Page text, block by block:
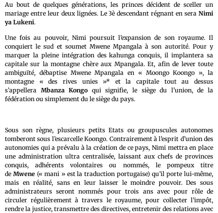
Au bout de quelques générations, les princes décident de sceller un
mariage entre leur deux lignées. Le 3è descendant régnant en sera Nimi
ya Lukeni.
Une fois au pouvoir, Nimi poursuit l’expansion de son royaume. Il
conquiert le sud et soumet Mwene Mpangala à son autorité. Pour y
marquer la pleine intégration des kahunga conquis, il implantera sa
capitale sur la montagne chère aux Mpangala. Et, afin de lever toute
ambiguïté, débaptise Mwene Mpangala en « Moongo Koongo », la
montagne « des rives unies »* et la capitale tout au dessus
s’appellera Mbanza Kongo qui signifie, le siège du l’union, de la
fédération ou simplement du le siège du pays.
Sous son règne, plusieurs petits Etats ou groupuscules autonomes
tomberont sous l’escarcelle Koongo. Contrairement à l’esprit d’union des
autonomies qui a prévalu à la création de ce pays, Nimi mettra en place
une administration ultra centralisée, laissant aux chefs de provinces
conquis, adhérents volontaires ou nommés, le pompeux titre
de Mwene(« mani » est la traduction portugaise) qu’il porte lui-même,
mais en réalité, sans en leur laisser le moindre pouvoir. Des sous
administrateurs seront nommés pour trois ans avec pour rôle de
circuler régulièrement à travers le royaume, pour collecter l’impôt,
rendre la justice, transmettre des directives, entretenir des relations avec